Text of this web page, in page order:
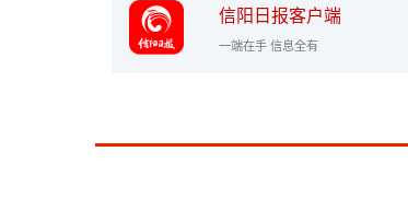
信阳日报客户端
一端在手 信息全有